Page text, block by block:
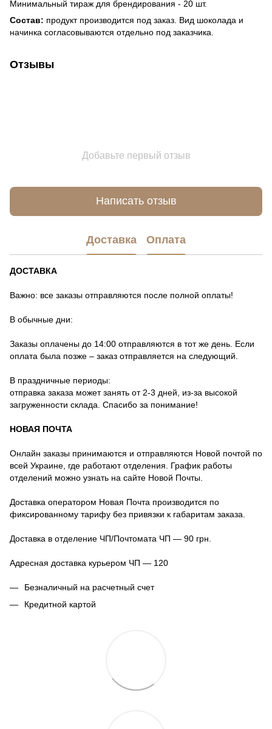
Минимальный тираж для брендирования - 20 шт.
Состав: продукт производится под заказ. Вид шоколада и
начинка согласовываются отдельно под заказчика.
Отзывы
Добавьте первый отзыв
Написать отзыв
Доставка Оплата
ДОСТАВКА
Важно: все заказы отправляются после полной оплаты!
В обычные дни:
Заказы оплачены до 14:00 отправляются в тот же день. Если
оплата была позже – заказ отправляется на следующий.
В праздничные периоды:
отправка заказа может занять от 2-3 дней, из-за высокой
загруженности склада. Спасибо за понимание!
НОВАЯ ПОЧТА
Онлайн заказы принимаются и отправляются Новой почтой по
всей Украине, где работают отделения. График работы
отделений можно узнать на сайте Новой Почты.
Доставка оператором Новая Почта производится по
фиксированному тарифу без привязки к габаритам заказа.
Доставка в отделение ЧП/Почтомата ЧП — 90 грн.
Адресная доставка курьером ЧП — 120
Безналичный на расчетный счет
Кредитной картой